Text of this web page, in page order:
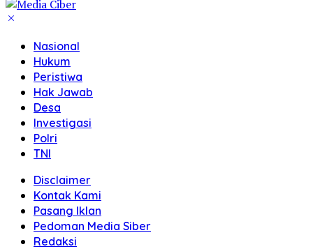
Nasional
Hukum
Peristiwa
Hak Jawab
Desa
Investigasi
Polri
TNI
Disclaimer
Kontak Kami
Pasang Iklan
Pedoman Media Siber
Redaksi